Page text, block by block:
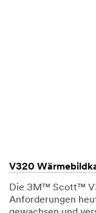
V320
Die 3M™ Scott™
Anforderungen